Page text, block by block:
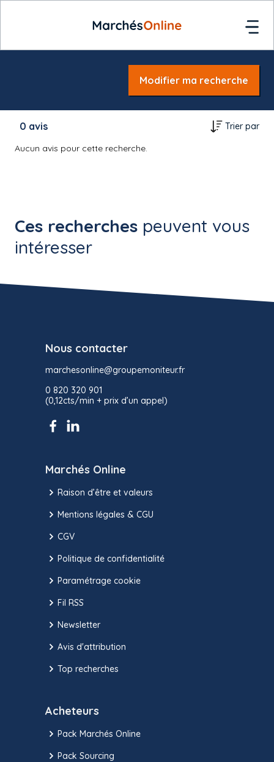
Modifier ma recherche
0 avis Trier par
Aucun avis pour cette recherche.
Ces recherches peuvent vous
intéresser
Nous contacter
marchesonline@groupemoniteur.fr
0 820 320 901
(0,12cts/min + prix d’un appel)
Marchés Online
Raison d’être et valeurs
Mentions légales & CGU
CGV
Politique de confidentialité
Paramétrage cookie
Fil RSS
Newsletter
Avis d'attribution
Top recherches
Acheteurs
Pack Marchés Online
Pack Sourcing